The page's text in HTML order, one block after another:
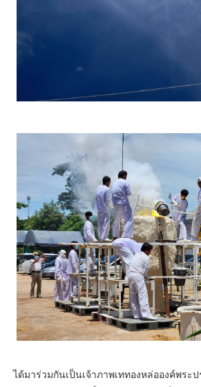
ได้มาร่วมกันเป็นเจ้าภาพเททองหล่อองค์พระ